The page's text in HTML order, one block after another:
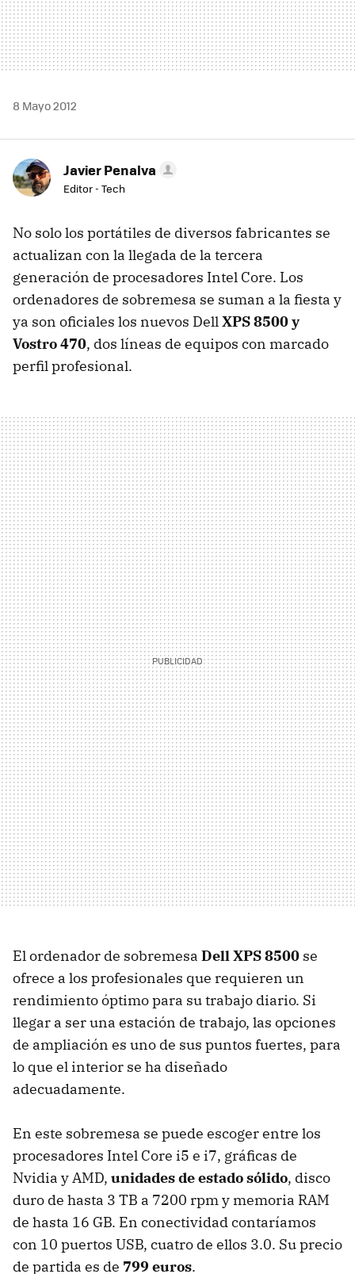
8 Mayo 2012
Javier Penalva
Editor - Tech
No solo los portátiles de diversos fabricantes se
actualizan con la llegada de la tercera
generación de procesadores Intel Core. Los
ordenadores de sobremesa se suman a la fiesta y
ya son oficiales los nuevos DellXPS8500 y
Vostro 470, dos líneas de equipos con marcado
perfil profesional.
El ordenador de sobremesa DellXPS8500 se
ofrece a los profesionales que requieren un
rendimiento óptimo para su trabajo diario. Si
llegar a ser una estación de trabajo, las opciones
de ampliación es uno de sus puntos fuertes, para
lo que el interior se ha diseñado
adecuadamente.
En este sobremesa se puede escoger entre los
procesadores Intel Core i5 e i7, gráficas de
Nvidia yAMD, unidades de estado sólido, disco
duro de hasta 3 TB a 7200 rpm y memoria RAM
de hasta 16 GB. En conectividad contaríamos
con 10 puertos USB, cuatro de ellos 3.0. Su precio
de partida es de 799 euros.